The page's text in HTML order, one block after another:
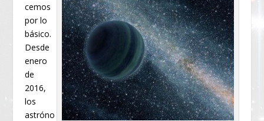
cemos
por lo
básico.
Desde
enero
de
2016,
los
astróno